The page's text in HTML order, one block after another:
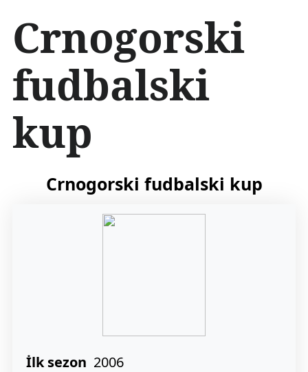
e
ğ
e
a
l
Crnogorski
fudbalski
kup
Crnogorski fudbalski kup
İlk sezon 2006